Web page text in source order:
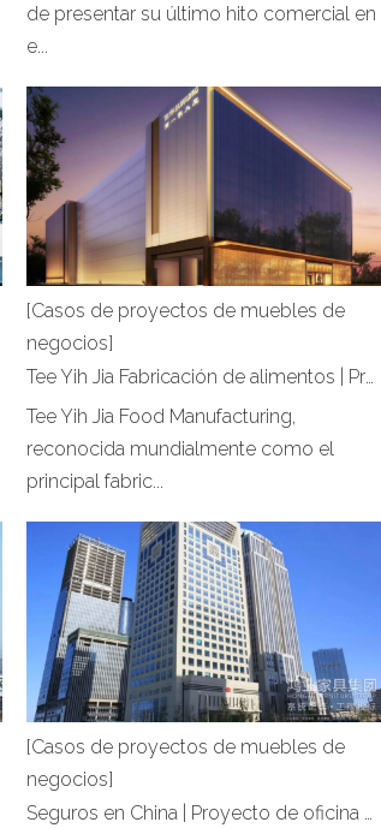
de presentar su último hito comercial en
e...
[Casos de proyectos de muebles de
negocios]
Tee Yih Jia Fabricación de alimentos | Proyecto de oficina de Hongye Furniture
Tee Yih Jia Food Manufacturing,
reconocida mundialmente como el
principal fabric...
[Casos de proyectos de muebles de
negocios]
Seguros en China | Proyecto de oficina de Hongye Furniture